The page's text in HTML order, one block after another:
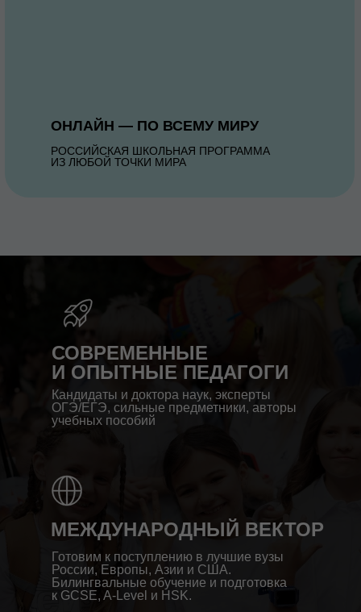
РОССИЙСКАЯ ШКОЛЬНАЯ ПРОГРАММА
ИЗ ЛЮБОЙ ТОЧКИ МИРА
ОНЛАЙН — ПО ВСЕМУ МИРУ
СОВРЕМЕННЫЕ
И ОПЫТНЫЕ ПЕДАГОГИ
МЕЖДУНАРОДНЫЙ ВЕКТОР
Готовим к поступлению в лучшие вузы
России, Европы, Азии и США.
Билингвальные обучение и подготовка
к GCSE, A-Level и HSK.
Кандидаты и доктора наук, эксперты
ОГЭ/ЕГЭ, сильные предметники, авторы
учебных пособий